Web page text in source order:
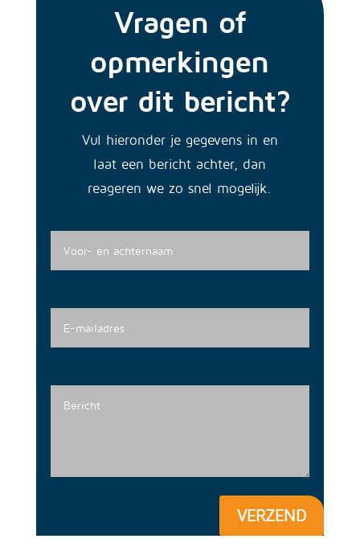
Vragen of
opmerkingen
over dit bericht?
Vul hieronder je gegevens in en
laat een bericht achter, dan
reageren we zo snel mogelijk.
VERZEND